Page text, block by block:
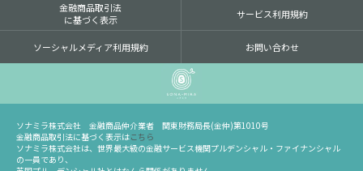
金融商品取引法
に基づく表示
サービス利用規約
ソーシャルメディア利用規約 お問い合わせ
ソナミラ株式会社 金融商品仲介業者 関東財務局長(金仲)第1010号
金融商品取引法に基づく表示はこちら
ソナミラ株式会社は、世界最大級の金融サービス機関プルデンシャル・ファイナンシャル
の一員であり、